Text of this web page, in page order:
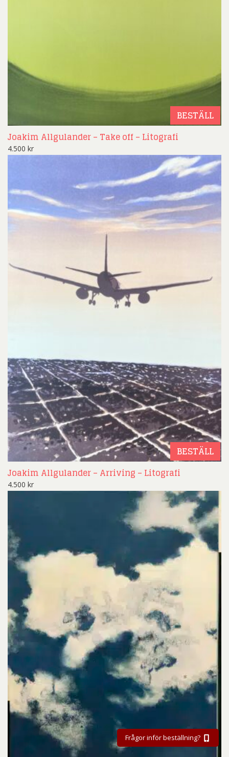
BESTÄLL
Joakim Allgulander – Take off – Litografi
4.500 kr
BESTÄLL
Joakim Allgulander – Arriving – Litografi
4.500 kr
Frågor inför beställning?